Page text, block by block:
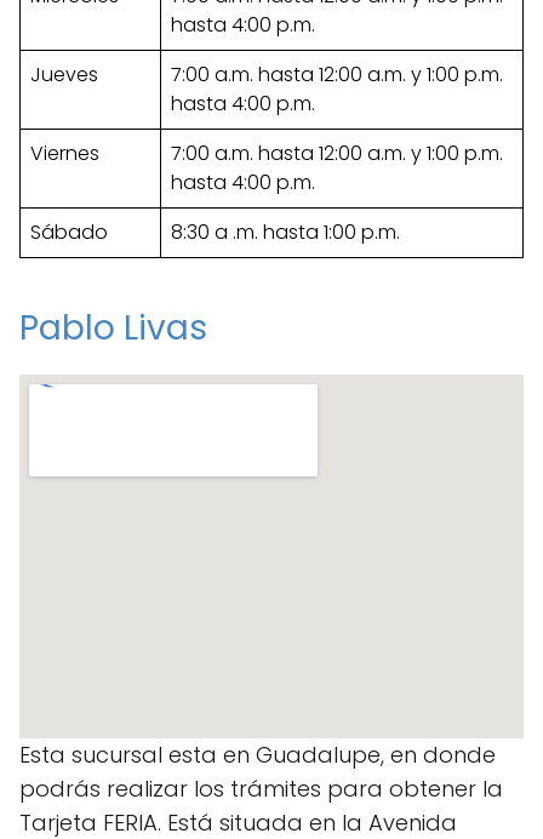
hasta 4:00 p.m.
Jueves
7:00 a.m. hasta 12:00 a.m. y 1:00 p.m.
hasta 4:00 p.m.
Viernes
7:00 a.m. hasta 12:00 a.m. y 1:00 p.m.
hasta 4:00 p.m.
Sábado
8:30 a .m. hasta 1:00 p.m.
Pablo Livas
Esta sucursal esta en Guadalupe, en donde
podrás realizar los trámites para obtener la
Tarjeta FERIA. Está situada en la Avenida